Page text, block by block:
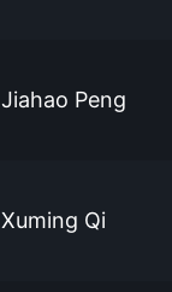
Jiahao Peng
Xuming Qi